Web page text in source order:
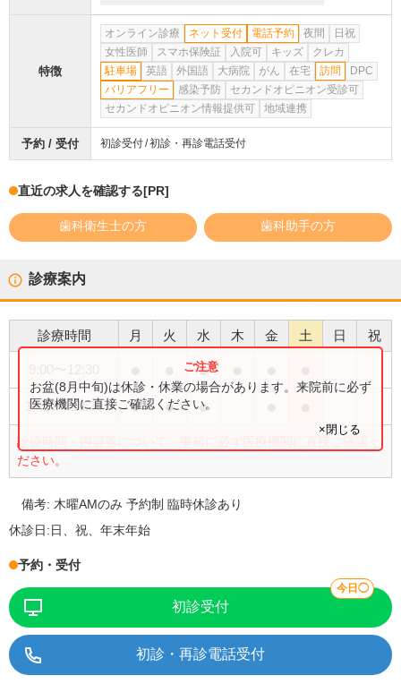
特徴
オンライン診療 ネット受付 電話予約 夜間
日祝
女性医師
スマホ保険証 入院可 キッズ
クレカ
駐車場
英語 外国語 大病院 がん 在宅 訪問
DPC
バリアフリー
感染予防
セカンドオピニオン受診可
セカンドオピニオン情報提供可
地域連携
予約 / 受付 初診受付 初診・再診電話受付
直近の求人を確認する[PR]
歯科衛生士の方 歯科助手の方
診療案内
診療時間 月 火 水 木 金 土 日 祝
●
14:30〜18:30 ● ● ●
診療時間・内容等について、事前に必ず医療機関に直接ご確認く
ださい。
お盆(8月中旬)は休診・休業の場合があります。来院前に必ず
医療機関に直接ご確認ください。
×閉じる
備考: 木曜AMのみ 予約制 臨時休診あり
休診日:日、祝、年末年始
予約・受付
初診受付
今日◯
初診・再診電話受付